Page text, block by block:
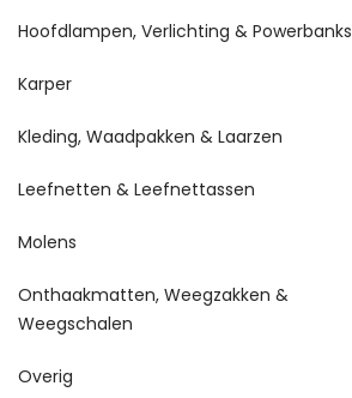
Hoofdlampen, Verlichting & Powerbanks
Karper
Kleding, Waadpakken & Laarzen
Leefnetten & Leefnettassen
Molens
Onthaakmatten, Weegzakken &
Weegschalen
Overig